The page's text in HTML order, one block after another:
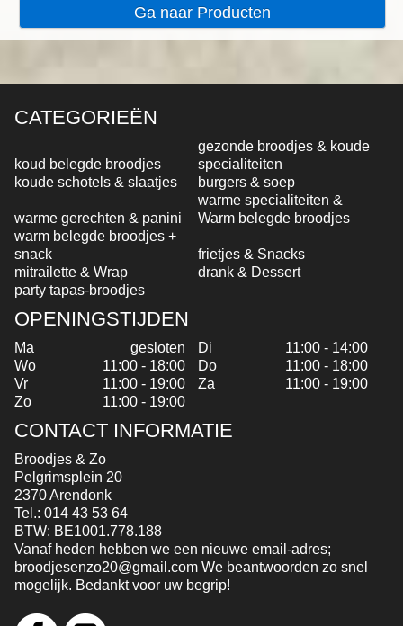
Ga naar Producten
CATEGORIEËN
koud belegde broodjes
gezonde broodjes & koude
specialiteiten
koude schotels & slaatjes
burgers & soep
warme gerechten & panini
warme specialiteiten &
Warm belegde broodjes
warm belegde broodjes +
snack
frietjes & Snacks
mitrailette & Wrap
drank & Dessert
party tapas-broodjes
OPENINGSTIJDEN
Ma gesloten Di
11:00 - 14:00
Wo
11:00 - 18:00 Do
11:00 - 18:00
Vr
11:00 - 19:00 Za
11:00 - 19:00
Zo
11:00 - 19:00
CONTACT INFORMATIE
Broodjes & Zo
Pelgrimsplein 20
2370 Arendonk
Tel.: 014 43 53 64
BTW: BE1001.778.188
Vanaf heden hebben we een nieuwe email-adres;
broodjesenzo20@gmail.com We beantwoorden zo snel
mogelijk. Bedankt voor uw begrip!